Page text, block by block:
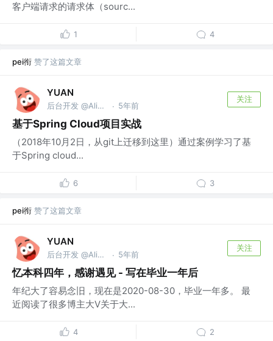
客户端请求的请求体（sourc...
1 4
pei衔 赞了这篇文章
YUAN
后台开发 @Alibaba · 5年前
关注
基于Spring Cloud项目实战
（2018年10月2日，从git上迁移到这里）通过案例学习了基
于Spring cloud...
6 3
pei衔 赞了这篇文章
YUAN
后台开发 @Alibaba · 5年前
关注
忆本科四年，感谢遇见 - 写在毕业一年后
年纪大了容易念旧，现在是2020-08-30，毕业一年多。 最
近阅读了很多博主大V关于大...
4 2